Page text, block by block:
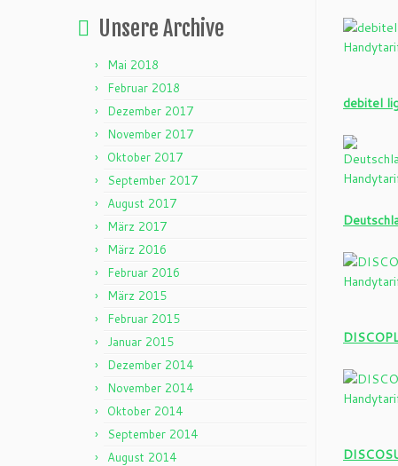
Unsere Archive
Mai 2018
Februar 2018
Dezember 2017
November 2017
Oktober 2017
September 2017
August 2017
März 2017
März 2016
Februar 2016
März 2015
Februar 2015
Januar 2015
Dezember 2014
November 2014
Oktober 2014
September 2014
August 2014
debitel